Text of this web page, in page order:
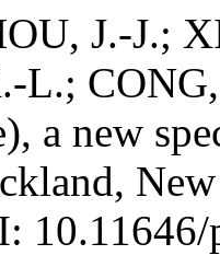
J.-J.;
L.;
a new